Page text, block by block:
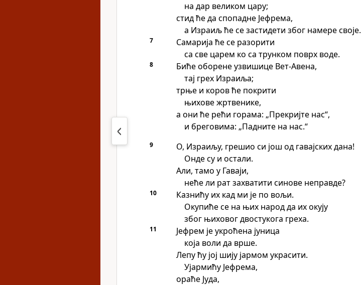
на дар великом цару;
стид ће да спопадне Јефрема,
а Израиљ ће се застидети због намере своје.
7
Самарија ће се разорити
са све царем ко са трунком поврх воде.
8
Биће оборене узвишице Вет-Авена,
тај грех Израиља;
трње и коров ће покрити
њихове жртвенике,
а они ће рећи горама: „Прекријте нас“,
и бреговима: „Падните на нас.“
9
О, Израиљу, грешио си још од гавајских дана!
Онде су и остали.
Али, тамо у Гаваји,
неће ли рат захватити синове неправде?
10
Казнићу их кад ми је по вољи.
Окупиће се на њих народ да их окују
због њиховог двостукога греха.
11
Јефрем је укроћена јуница
која воли да врше.
Лепу ћу јој шију јармом украсити.
Ујармићу Јефрема,
ораће Јуда,